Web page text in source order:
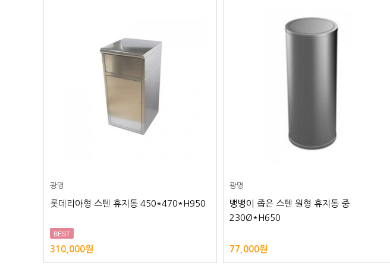
광명
롯데리아형 스텐 휴지통 450*470*H950
BEST
310,000원
광명
뱅뱅이 좁은 스텐 원형 휴지통 중
230Ø*H650
77,000원